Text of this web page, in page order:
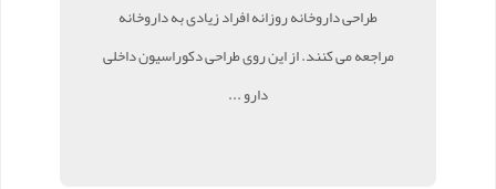
طراحی داروخانه روزانه افراد زیادی به داروخانه
مراجعه می کنند. از این روی طراحی دکوراسیون داخلی
دارو ...